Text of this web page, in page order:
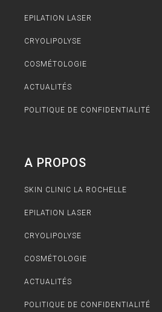
EPILATION LASER
CRYOLIPOLYSE
COSMÉTOLOGIE
ACTUALITÉS
POLITIQUE DE CONFIDENTIALITÉ
A PROPOS
SKIN CLINIC LA ROCHELLE
EPILATION LASER
CRYOLIPOLYSE
COSMÉTOLOGIE
ACTUALITÉS
POLITIQUE DE CONFIDENTIALITÉ